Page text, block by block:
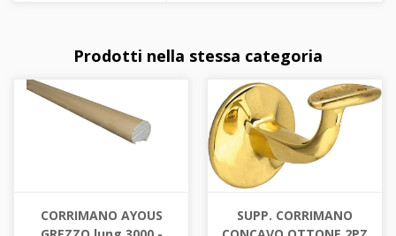
Prodotti nella stessa categoria
CORRIMANO AYOUS
SUPP. CORRIMANO